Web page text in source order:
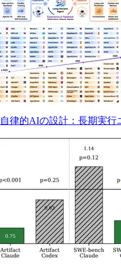
自律的AIの設計：長期実